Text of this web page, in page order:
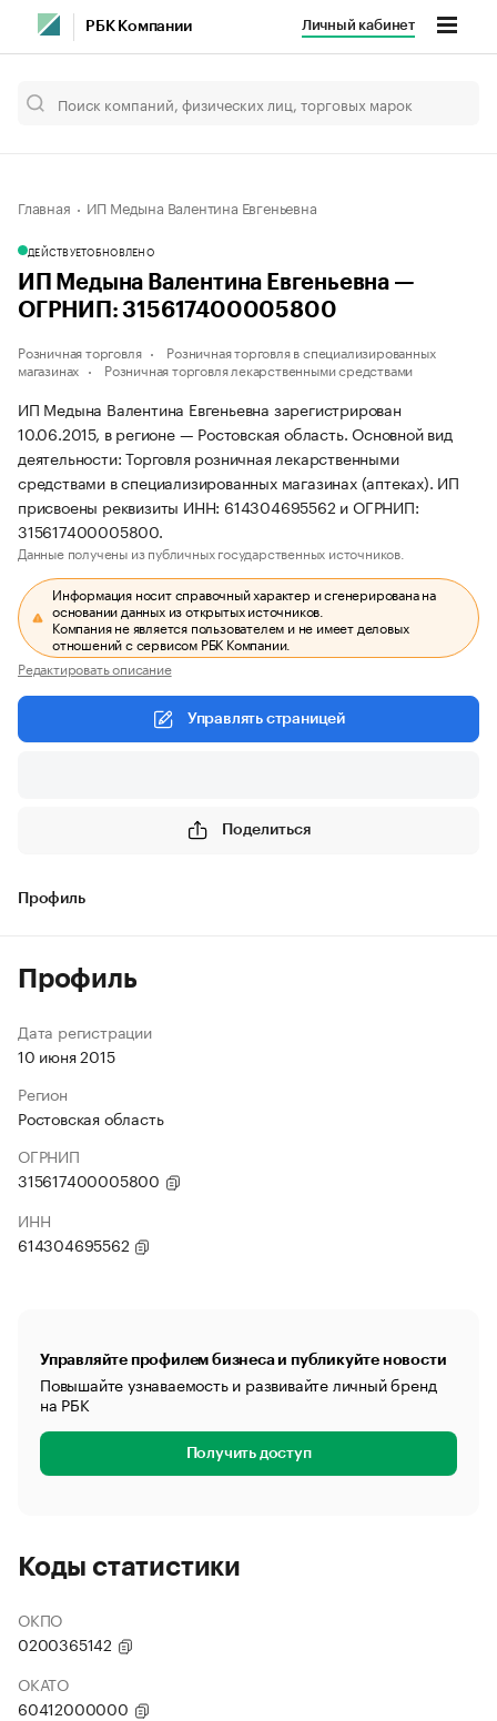
РБК Компании Личный кабинет
Главная ИП Медына Валентина Евгеньевна
ДЕЙСТВУЕТОБНОВЛЕНО
ИП Медына Валентина Евгеньевна —
ОГРНИП: 315617400005800
Розничная торговля
Розничная торговля в специализированных
магазинах
Розничная торговля лекарственными средствами
ИП Медына Валентина Евгеньевна зарегистрирован
10.06.2015, в регионе — Ростовская область. Основной вид
деятельности: Торговля розничная лекарственными
средствами в специализированных магазинах (аптеках). ИП
присвоены реквизиты ИНН: 614304695562 и ОГРНИП:
315617400005800.
Данные получены из публичных государственных источников.
Информация носит справочный характер и сгенерирована на
основании данных из открытых источников.
Компания не является пользователем и не имеет деловых
отношений с сервисом РБК Компании.
Редактировать описание
Управлять страницей
Поделиться
Профиль
Профиль
Дата регистрации
10 июня 2015
Регион
Ростовская область
ОГРНИП
315617400005800
ИНН
614304695562
Управляйте профилем бизнеса и публикуйте новости
Повышайте узнаваемость и развивайте личный бренд
на РБК
Получить доступ
Коды статистики
ОКПО
0200365142
ОКАТО
60412000000